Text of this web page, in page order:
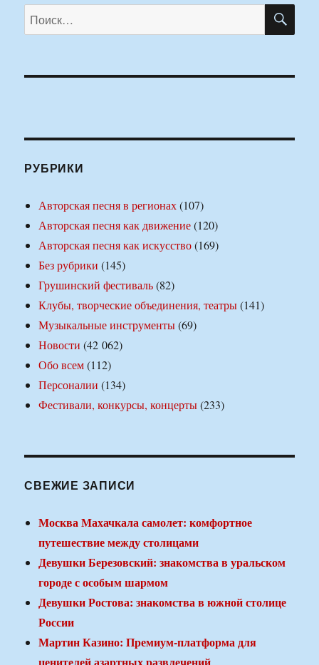
Искать:
РУБРИКИ
Авторская песня в регионах(107)
Авторская песня как движение(120)
Авторская песня как искусство(169)
Без рубрики (145)
Грушинский фестиваль(82)
Клубы, творческие объединения, театры(141)
Музыкальные инструменты(69)
Новости (42 062)
Обо всем(112)
Персоналии (134)
Фестивали, конкурсы, концерты(233)
СВЕЖИЕ ЗАПИСИ
Москва Махачкала самолет: комфортное
путешествие между столицами
Девушки Березовский: знакомства в уральском
городе с особым шармом
Девушки Ростова: знакомства в южной столице
России
Мартин Казино: Премиум-платформа для
ценителей азартных развлечений